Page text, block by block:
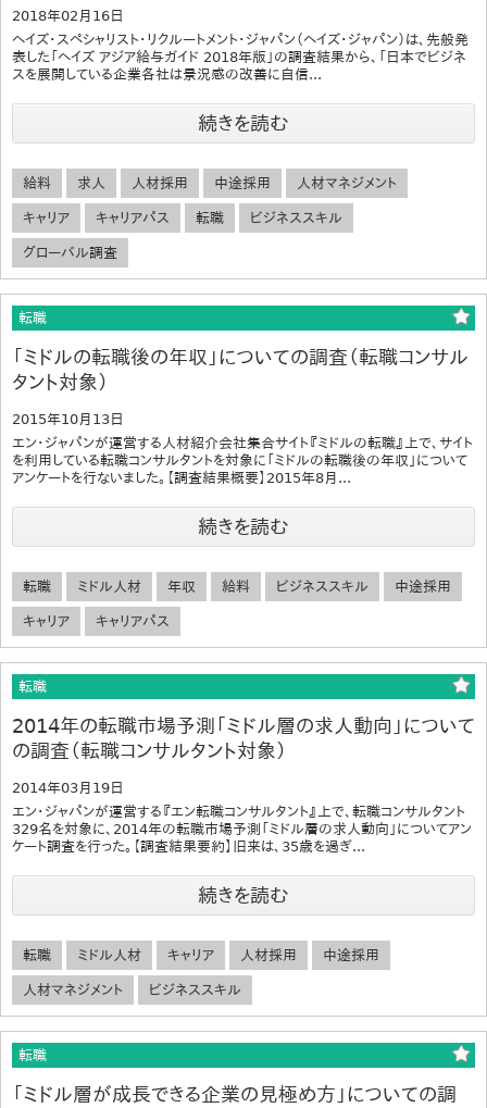
2018年02月16日
ヘイズ・スペシャリスト・リクルートメント・ジャパン（ヘイズ・ジャパン）は、先般発
表した「ヘイズ アジア給与ガイド 2018年版」の調査結果から、「日本でビジネ
スを展開している企業各社は景況感の改善に自信...
続きを読む
給料 求人 人材採用 中途採用 人材マネジメント
キャリア キャリアパス 転職 ビジネススキル
グローバル調査
転職
「ミドルの転職後の年収」についての調査（転職コンサル
タント対象）
2015年10月13日
エン・ジャパンが運営する人材紹介会社集合サイト『ミドルの転職』上で、サイト
を利用している転職コンサルタントを対象に「ミドルの転職後の年収」について
アンケートを行ないました。【調査結果概要】2015年8月...
続きを読む
転職 ミドル人材 年収 給料 ビジネススキル 中途採用
キャリア キャリアパス
転職
2014年の転職市場予測「ミドル層の求人動向」について
の調査（転職コンサルタント対象）
2014年03月19日
エン・ジャパンが運営する『エン転職コンサルタント』上で、転職コンサルタント
329名を対象に、2014年の転職市場予測「ミドル層の求人動向」についてアン
ケート調査を行った。【調査結果要約】旧来は、35歳を過ぎ...
続きを読む
転職 ミドル人材 キャリア 人材採用 中途採用
人材マネジメント ビジネススキル
転職
「ミドル層が成長できる企業の見極め方」についての調